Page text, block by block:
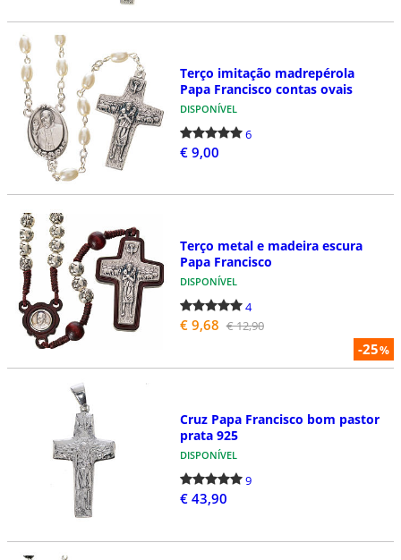
Terço imitação madrepérola
Papa Francisco contas ovais
DISPONÍVEL
6
€ 9,00
-25%
Terço metal e madeira escura
Papa Francisco
DISPONÍVEL
4
€ 9,68 € 12,90
Cruz Papa Francisco bom pastor
prata 925
DISPONÍVEL
9
€ 43,90